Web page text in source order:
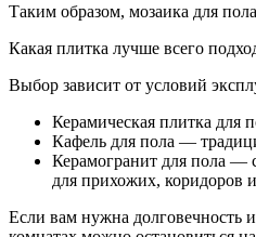
Таким образом, мозаика для
Какая плитка лучше всего
Выбор зависит от условий
Керамическая плитка для
Кафель для пола —
Керамогранит для пола —
для прихожих, коридоров
Если вам нужна долговечность